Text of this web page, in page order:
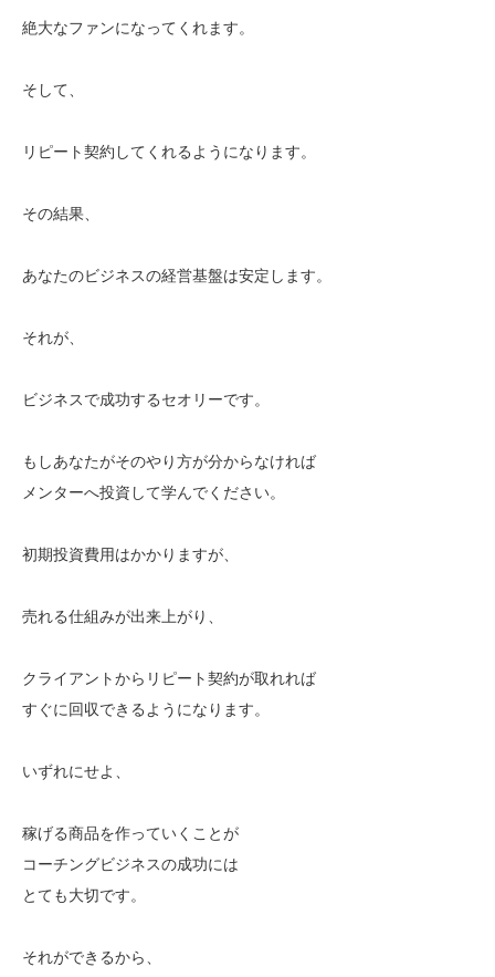
絶大なファンになってくれます。
そして、
リピート契約してくれるようになります。
その結果、
あなたのビジネスの経営基盤は安定します。
それが、
ビジネスで成功するセオリーです。
もしあなたがそのやり方が分からなければ
メンターへ投資して学んでください。
初期投資費用はかかりますが、
売れる仕組みが出来上がり、
クライアントからリピート契約が取れれば
すぐに回収できるようになります。
いずれにせよ、
稼げる商品を作っていくことが
コーチングビジネスの成功には
とても大切です。
それができるから、